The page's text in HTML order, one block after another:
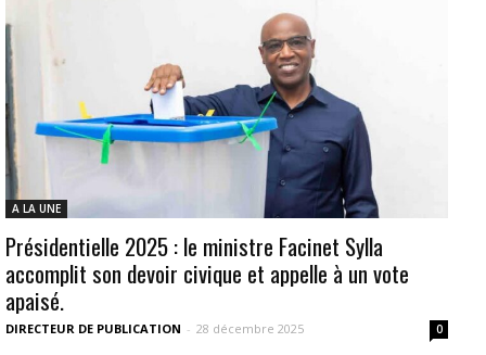
A LA UNE
Présidentielle 2025 : le ministre Facinet Sylla
accomplit son devoir civique et appelle à un vote
apaisé.
DIRECTEUR DE PUBLICATION - 28 décembre 2025 0